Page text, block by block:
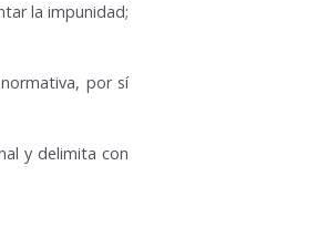
la impunidad;
por sí
y delimita con